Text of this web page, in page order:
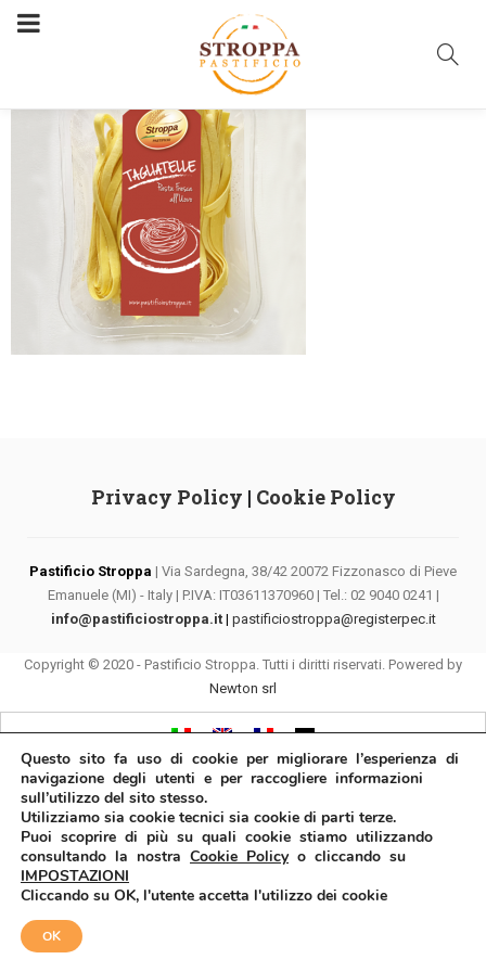
Privacy Policy | Cookie Policy
Pastificio Stroppa | Via Sardegna, 38/42 20072 Fizzonasco di Pieve
Emanuele (MI) - Italy | P.IVA: IT03611370960 | Tel.: 02 9040 0241 |
info@pastificiostroppa.it| pastificiostroppa@registerpec.it
Copyright © 2020 - Pastificio Stroppa. Tutti i diritti riservati. Powered by
Newton srl
Questo sito fa uso di cookie per migliorare l’esperienza di
navigazione degli utenti e per raccogliere informazioni
sull’utilizzo del sito stesso.
Utilizziamo sia cookie tecnici sia cookie di parti terze.
Puoi scoprire di più su quali cookie stiamo utilizzando
consultando la nostra Cookie Policyo cliccando su
IMPOSTAZIONI
Cliccando su OK, l'utente accetta l'utilizzo dei cookie
OK